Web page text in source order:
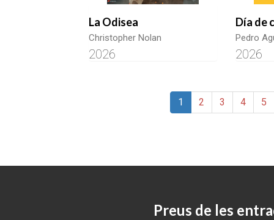
La Odisea
Christopher Nolan
2026
Día de
Pedro
2026
1 2 3 4 5
Preus de les